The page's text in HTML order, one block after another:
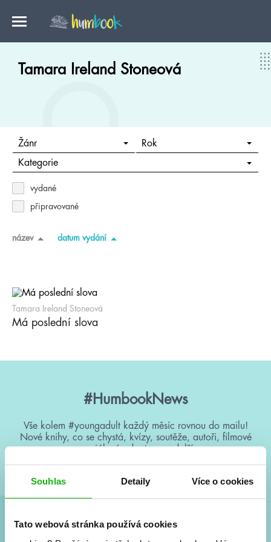
Souhlas Detaily Více o cookies
Tato webová stránka používá cookies
Tamara Ireland Stoneová
Žánr Rok
Kategorie
vydané
připravované
název datum vydání
Tamara Ireland Stoneová
Má poslední slova
#HumbookNews
Vše kolem #youngadult každý měsíc rovnou do mailu!
Nové knihy, co se chystá, kvízy, soutěže, autoři, filmové
a seriálové adaptace a další.